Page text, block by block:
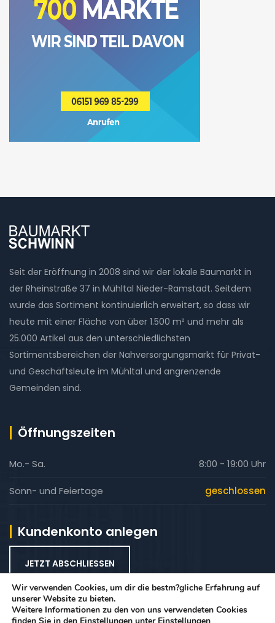
Seit der Eröffnung in 2008 sind wir der lokale Baumarkt in
der Rheinstraße 37 in Mühltal Nieder-Ramstadt. Seitdem
wurde das Sortiment kontinuierlich erweitert, so dass wir
heute mit einer Fläche von über 1.500 m² und mehr als
25.000 Artikel aus den unterschiedlichsten
Sortimentsbereichen der Nahversorgungsmarkt für Privat-
und Geschäftsleute im Mühltal und angrenzende
Gemeinden sind.
Öffnungszeiten
Mo.- Sa. 8:00 - 19:00 Uhr
Sonn- und Feiertage geschlossen
Kundenkonto anlegen
JETZT ABSCHLIESSEN
Copyright © 2026 Baumarkt Schwinn GmbH & Co.KG
Wir verwenden Cookies, um dir die bestm?gliche Erfahrung auf
unserer Website zu bieten.
Weitere Informationen zu den von uns verwendeten Cookies